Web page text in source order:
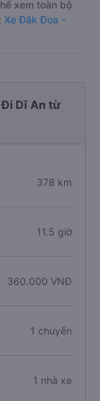
xem toàn bộ
Xe Đăk Đoa -
Dĩ An từ
378 km
11.5 giờ
360.000 VNĐ
1 chuyến
1 nhà xe